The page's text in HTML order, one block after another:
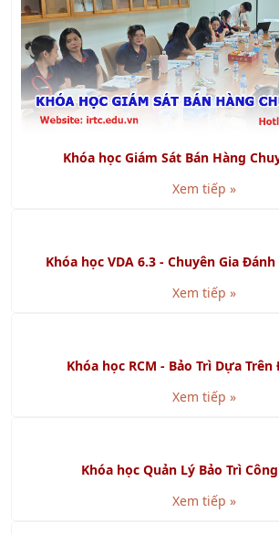
Khóa học Kỹ năng Xây Dựng Quy Trình
Xem tiếp »
Khóa học Giám Sát Bán Hàng